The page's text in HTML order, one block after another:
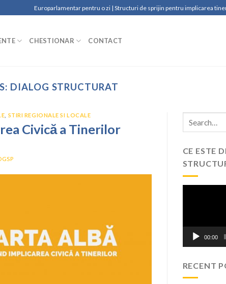
Europarlamentar pentru o zi | Structuri de sprijin pentru implicarea
CHESTIONAR CONTACT
DIALOG STRUCTURAT
STIRI REGIONALE SI LOCALE
Civică a Tinerilor
CE ESTE
00:00
RECENT